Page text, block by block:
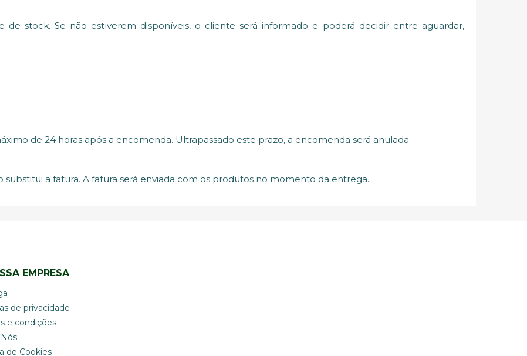
de stock. Se não estiverem disponíveis, o cliente será informado e poderá decidir entre aguardar,
de 24 horas após a encomenda. Ultrapassado este prazo, a encomenda será anulada.
a fatura. A fatura será enviada com os produtos no momento da entrega.
EMPRESA
de privacidade
e condições
de Cookies